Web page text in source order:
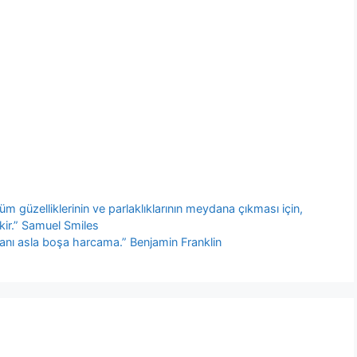
güzelliklerinin ve parlaklıklarının meydana çıkması için,
Samuel Smiles
asla boşa harcama.” Benjamin Franklin